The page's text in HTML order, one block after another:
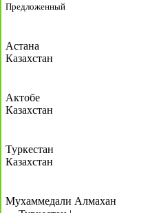
Предложенный
Астана
Казахстан
Актобе
Казахстан
Туркестан
Казахстан
Мухаммедали Алмахан